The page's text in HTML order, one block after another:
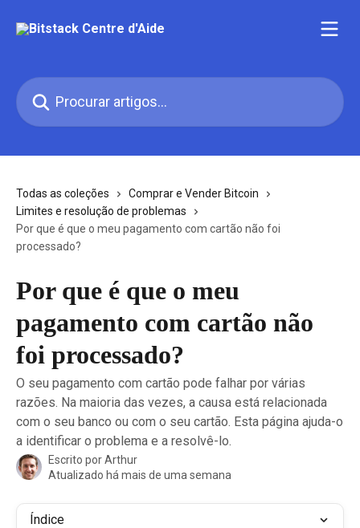
Procurar artigos...
Todas as coleções
Comprar e Vender Bitcoin
Limites e resolução de problemas
Por que é que o meu pagamento com cartão não foi
processado?
Por que é que o meu
pagamento com cartão não
foi processado?
O seu pagamento com cartão pode falhar por várias
razões. Na maioria das vezes, a causa está relacionada
com o seu banco ou com o seu cartão. Esta página ajuda-o
a identificar o problema e a resolvê-lo.
Escrito porArthur
Atualizado há mais de uma semana
Índice